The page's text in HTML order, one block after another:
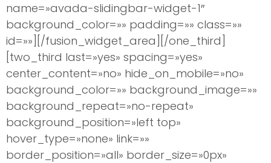
name=»avada-slidingbar-widget-1″
background_color=»» padding=»» class=»»
id=»»][/fusion_widget_area][/one_third]
[two_third last=»yes» spacing=»yes»
center_content=»no» hide_on_mobile=»no»
background_color=»» background_image=»»
background_repeat=»no-repeat»
background_position=»left top»
hover_type=»none» link=»»
border_position=»all» border_size=»0px»